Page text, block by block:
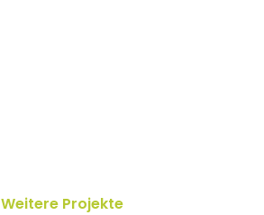
Weitere Projekte